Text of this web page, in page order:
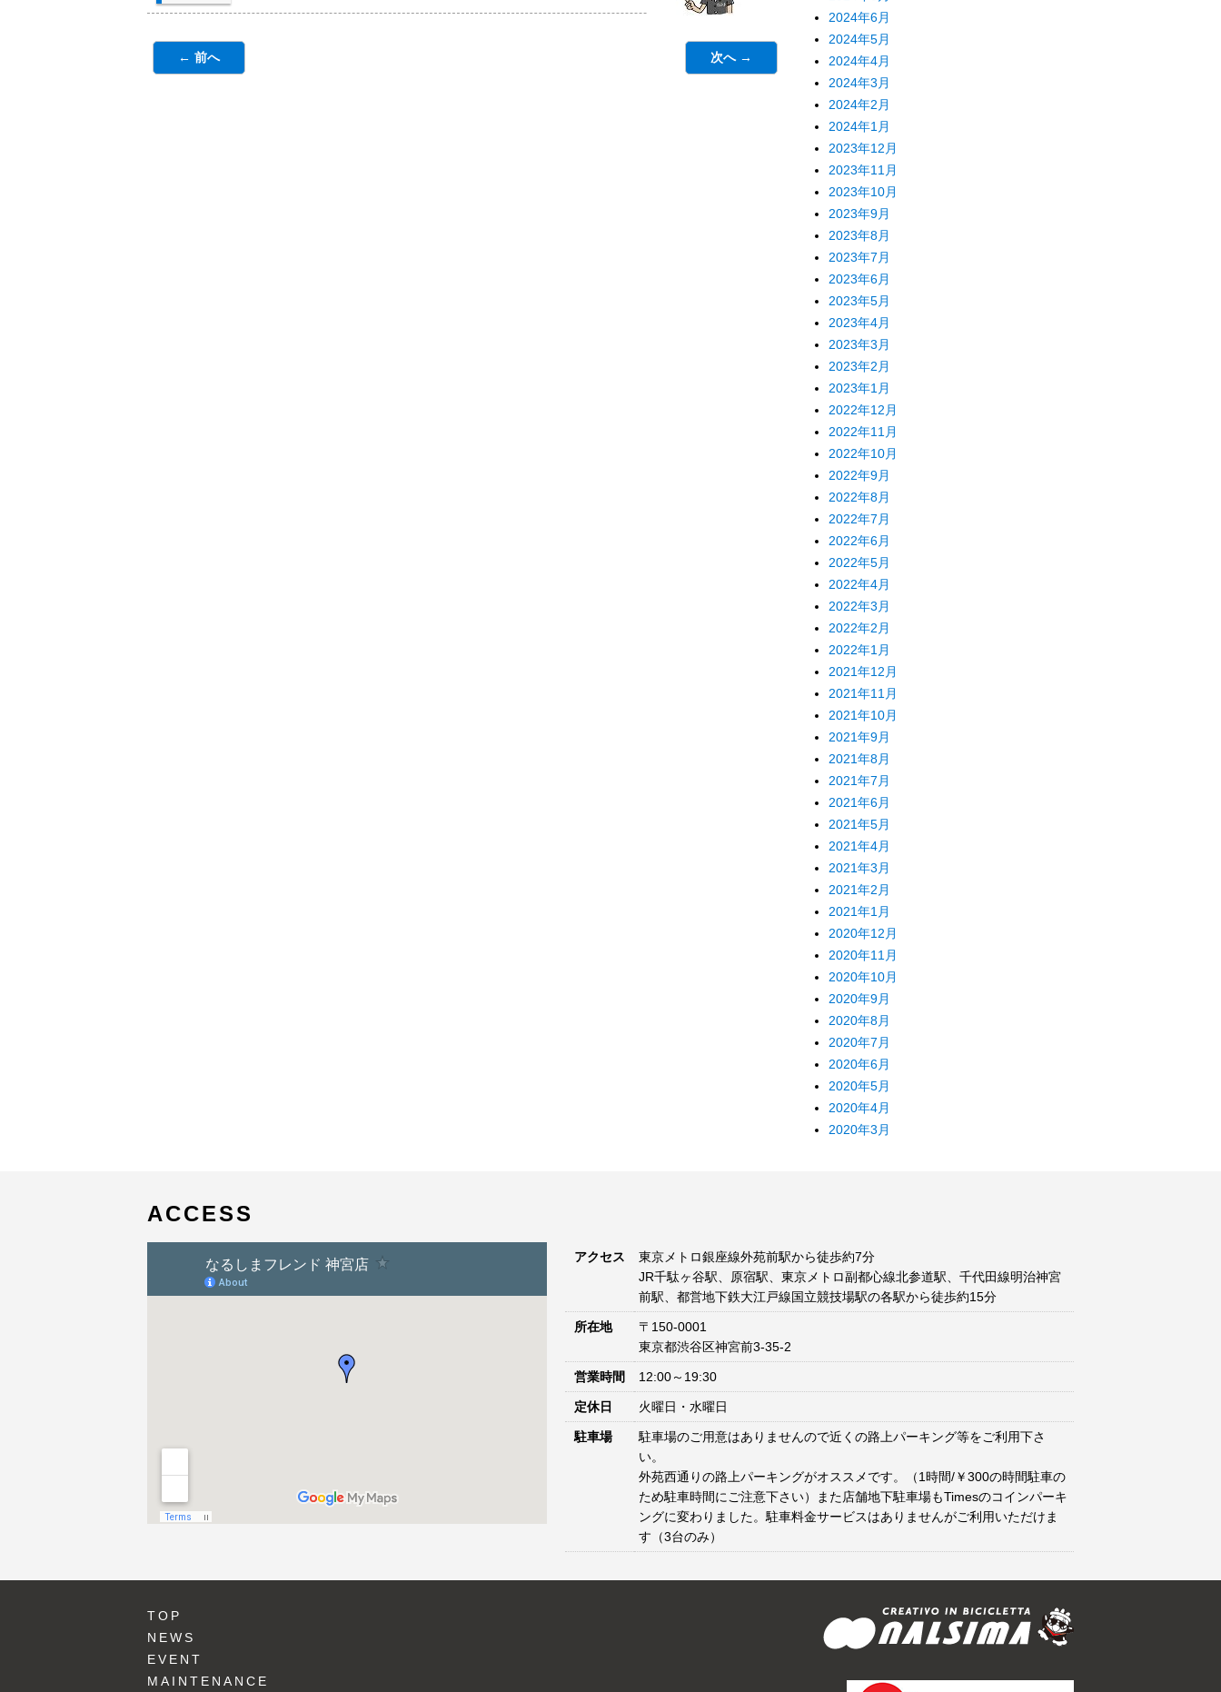
← 前へ 次へ →
2024年6月
2024年5月
2024年4月
2024年3月
2024年2月
2024年1月
2023年12月
2023年11月
2023年10月
2023年9月
2023年8月
2023年7月
2023年6月
2023年5月
2023年4月
2023年3月
2023年2月
2023年1月
2022年12月
2022年11月
2022年10月
2022年9月
2022年8月
2022年7月
2022年6月
2022年5月
2022年4月
2022年3月
2022年2月
2022年1月
2021年12月
2021年11月
2021年10月
2021年9月
2021年8月
2021年7月
2021年6月
2021年5月
2021年4月
2021年3月
2021年2月
2021年1月
2020年12月
2020年11月
2020年10月
2020年9月
2020年8月
2020年7月
2020年6月
2020年5月
2020年4月
2020年3月
ACCESS
アクセス
東京メトロ銀座線外苑前駅から徒歩約7分
JR千駄ヶ谷駅、原宿駅、東京メトロ副都心線北参道駅、千代田線明治神宮
前駅、都営地下鉄大江戸線国立競技場駅の各駅から徒歩約15分
所在地
〒150-0001
東京都渋谷区神宮前3-35-2
営業時間 12:00～19:30
定休日 火曜日・水曜日
駐車場
駐車場のご用意はありませんので近くの路上パーキング等をご利用下さ
い。
外苑西通りの路上パーキングがオススメです。（1時間/￥300の時間駐車の
ため駐車時間にご注意下さい）また店舗地下駐車場もTimesのコインパーキ
ングに変わりました。駐車料金サービスはありませんがご利用いただけま
す（3台のみ）
TOP
NEWS
EVENT
MAINTENANCE